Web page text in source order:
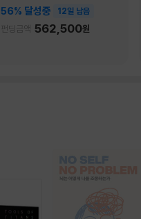
56% 달성중 12일 남음
펀딩금액 562,500원